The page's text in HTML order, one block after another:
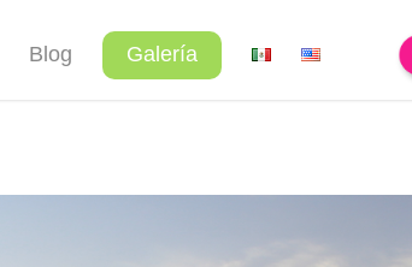
Blog Galería